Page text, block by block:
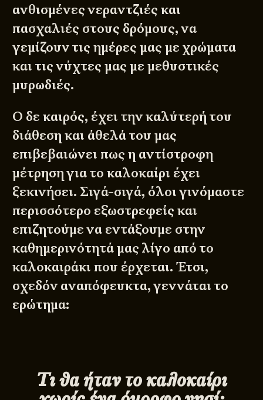
ανθισμένες νεραντζιές και
πασχαλιές στους δρόμους, να
γεμίζουν τις ημέρες μας με χρώματα
και τις νύχτες μας με μεθυστικές
μυρωδιές.
Ο δε καιρός, έχει την καλύτερή του
διάθεση και άθελά του μας
επιβεβαιώνει πως η αντίστροφη
μέτρηση για το καλοκαίρι έχει
ξεκινήσει. Σιγά-σιγά, όλοι γινόμαστε
περισσότερο εξωστρεφείς και
επιζητούμε να εντάξουμε στην
καθημερινότητά μας λίγο από το
καλοκαιράκι που έρχεται. Έτσι,
σχεδόν αναπόφευκτα, γεννάται το
ερώτημα:
Tι θα ήταν το καλοκαίρι